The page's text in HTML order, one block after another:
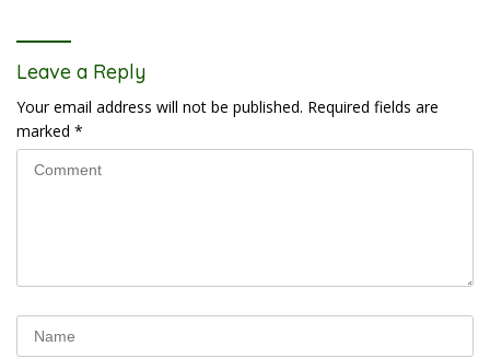
Leave a Reply
Your email address will not be published. Required fields are
marked *